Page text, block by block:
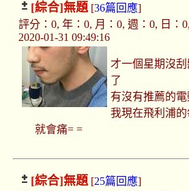
[綜合]無題[36篇回應]
評分：0, 年：0, 月：0, 週：0, 日：
2020-01-31 09:49:16
才一個星期沒
了
有沒有推薦的
我現在飛利浦
就會痛= =
[綜合]無題[25篇回應]